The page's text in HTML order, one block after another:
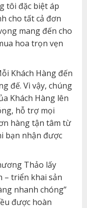
tôi đặc biệt áp
cho tất cả đơn
mang đến cho
hoa trọn vẹn
Khách Hàng đến
đế. Vì vậy, chúng
Khách Hàng lên
hỗ trợ mọi
hàng tận tâm từ
bạn nhận được
Thảo lấy
– triển khai sản
nhanh chóng”
được hoàn